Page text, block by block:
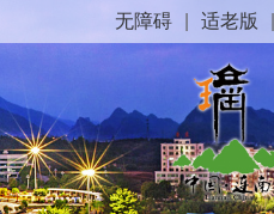
无障碍 适老版